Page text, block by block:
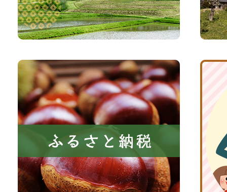
い、
森
共
に
い
き
町
サ
イ
ふ
る
さ
と
税
京
波
子
育
て